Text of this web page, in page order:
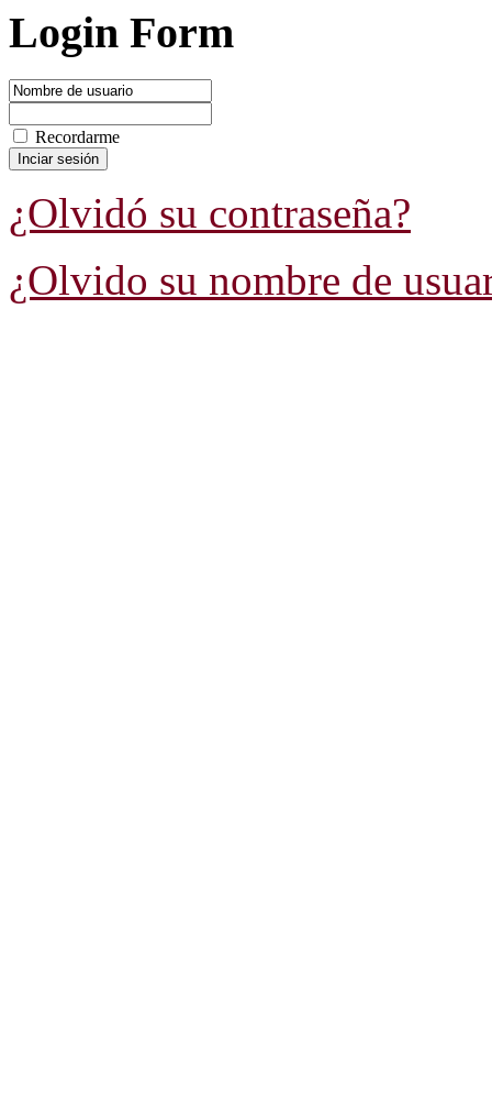
Login Form
Recordarme
¿Olvidó su contraseña?
¿Olvido su nombre de